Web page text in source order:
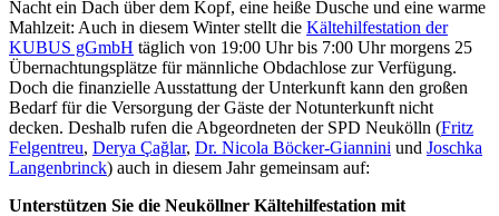
Nacht ein Dach über dem Kopf, eine heiße Dusche und eine warme
Mahlzeit: Auch in diesem Winter stellt die Kältehilfestation der
KUBUS gGmbH täglich von 19:00 Uhr bis 7:00 Uhr morgens 25
Übernachtungsplätze für männliche Obdachlose zur Verfügung.
Doch die finanzielle Ausstattung der Unterkunft kann den großen
Bedarf für die Versorgung der Gäste der Notunterkunft nicht
decken. Deshalb rufen die Abgeordneten der SPD Neukölln (Fritz
Felgentreu, Derya Çağlar, Dr. Nicola Böcker-Giannini und Joschka
Langenbrinck) auch in diesem Jahr gemeinsam auf:
Unterstützen Sie die Neuköllner Kältehilfestation mit